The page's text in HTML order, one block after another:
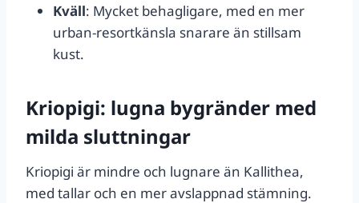
Kväll: Mycket behagligare, med en mer
urban-resortkänsla snarare än stillsam
kust.
Kriopigi: lugna bygränder med
milda sluttningar
Kriopigi är mindre och lugnare än Kallithea,
med tallar och en mer avslappnad stämning.